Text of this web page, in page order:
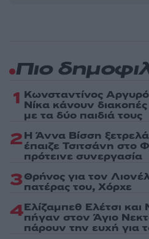
Πιο
1 Κωνσταντίνος
Νίκα κάνουν
με τα δύο παιδιά τους
2Η Άννα Βίσση
έπαιζε Τσιτσάνη στο
πρότεινε συνεργασία
3Θρήνος για τον
πατέρας του, Χόρχε
4Ελίζαμπεθ Ελέτσι
πήγαν στον Άγιο
πάρουν την ευχή για